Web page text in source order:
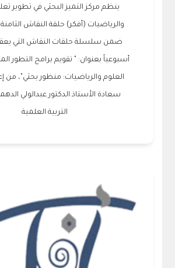
ينظم مركز التميز البحثي في تطوير
والرياضيات (أفكر) حلقة النقاش
ضمن سلسلة حلقات النقاش التي
أسبوعياً بعنوان: " تقويم برامج التطور
العلوم والرياضيات: منظور بحثي"، من
سعادة الأستاذ الدكتور عبدالولي
التربية العلمية